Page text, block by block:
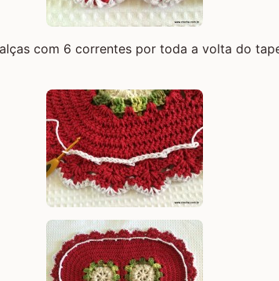
com 6 correntes por toda a volta do